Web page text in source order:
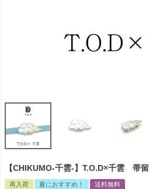
【CHIKUMO-千雲-】T.O.D×千雲 帯留
再入荷 夏におすすめ！ 送料無料